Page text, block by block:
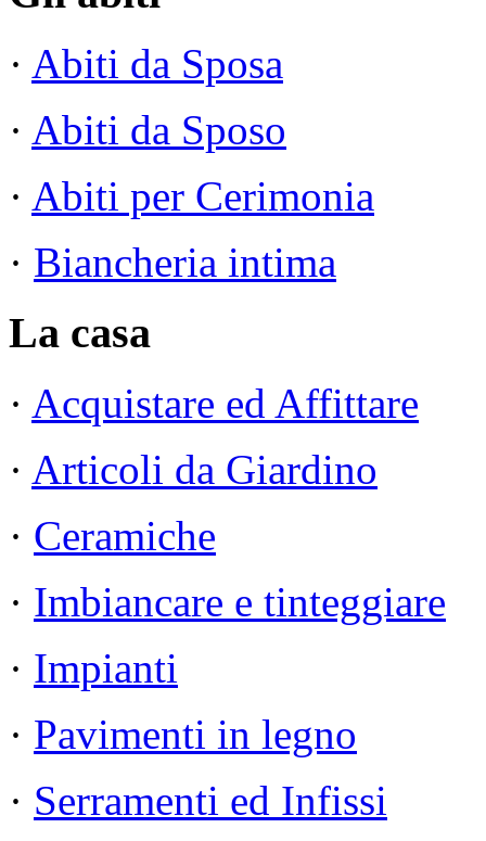
· Abiti da Sposa
· Abiti da Sposo
· Abiti per Cerimonia
· Biancheria intima
La casa
· Acquistare ed Affittare
· Articoli da Giardino
· Ceramiche
· Imbiancare e tinteggiare
· Impianti
· Pavimenti in legno
· Serramenti ed Infissi